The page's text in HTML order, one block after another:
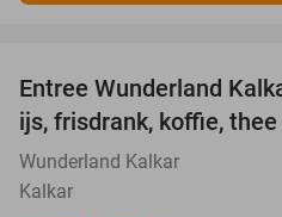
Entree Wunderland
ijs, frisdrank, koffie,
Wunderland Kalkar
Kalkar